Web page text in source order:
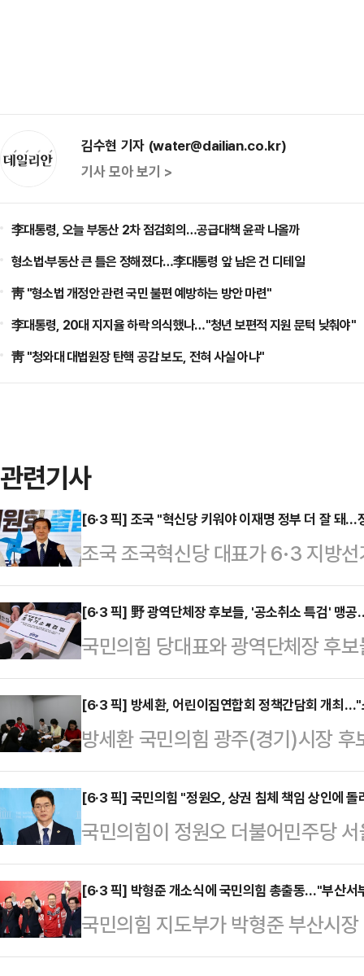
김수현 기자 (water@dailian.co.kr)
기사 모아 보기 >
李대통령, 오늘 부동산 2차 점검회의…공급대책 윤곽 나올까
형소법·부동산 큰 틀은 정해졌다…李대통령 앞 남은 건 디테일
靑 "형소법 개정안 관련 국민 불편 예방하는 방안 마련"
李대통령, 20대 지지율 하락 의식했나…"청년 보편적 지원 문턱 낮춰야"
靑 "청와대 대법원장 탄핵 공감 보도, 전혀 사실 아냐"
관련기사
[6·3 픽] 조국 "혁신당 키워야 이재명 정부 더 잘 돼…
조국 조국혁신당 대표가 6·3 지방
이재명 정부도 더 잘될 것"이라며
표는 2일 광주 남구 사동 음악산업
기자회견을 열고 "인물을 봐달라"
큰 두 개 정당이 오랫동안 과점해
다"고 했다.그는 "더불어민주당은
사람도 자금도 많다"며 "그렇지만
라고 했다.이어 "…
[6·3 픽] 野 광역단체장 후보들, '공소취소 특검' 맹
국민의힘 당대표와 광역단체장 후
특검법' 추진을 두고 일제히 공세에
죄 지우기'로 규정하며 심판론을 전
일 페이스북에 "공소취소 특검은 '
는 범죄가 무려 12건"이라고 비판
지지 않을 것"이라며 "선거 목전에
바보로 알고, 국민이 무섭지 않은
지 않으려면…
[6·3 픽] 방세환, 어린이집연합회 정책간담회 개최
방세환 국민의힘 광주(경기)시장
주시 어린이집연합회와 정책간담
에서 열린 정책간담회에서 "우리나
선생께서 시작하신 길을, 광주의
출마 후 첫 일정으로 보육 현장의
시'를 시정 1순위로 두겠다는 의지
다.연합회는 △유보통합 시대 교육
원 추가) △생애 최초 …
[6·3 픽] 국민의힘 "정원오, 상권 침체 책임 상인에
국민의힘이 정원오 더불어민주당
언에 대해 즉각 사과를 요구했다.
론'이라는 비판이다.함인경 대변인
장을 찾아 민생을 살피겠다며 나섰
떨어진 '훈계'였다"며 이 같이 밝혔
[6·3 픽] 박형준 개소식에 국민의힘 총출동…"부산서
국민의힘 지도부가 박형준 부산시
해 부산을 기점으로 한 보수 결집을